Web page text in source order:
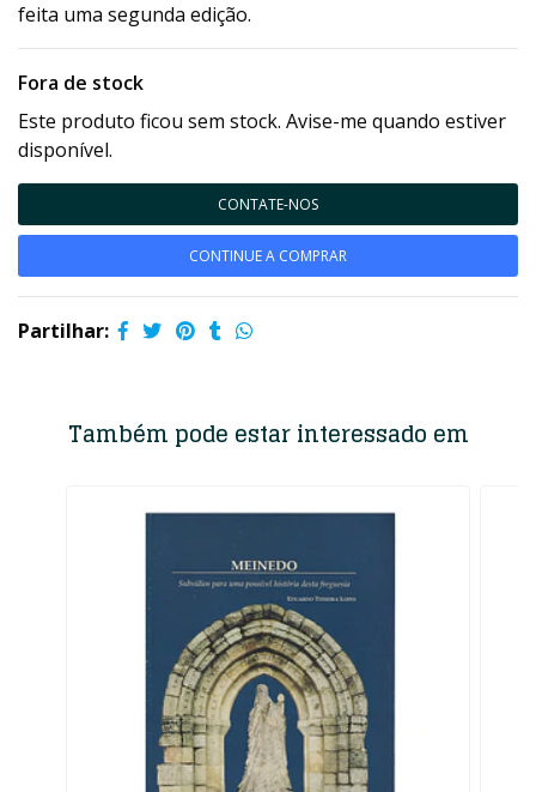
feita uma segunda edição.
Fora de stock
Este produto ficou sem stock. Avise-me quando estiver
disponível.
CONTATE-NOS
CONTINUE A COMPRAR
Partilhar:
Também pode estar interessado em